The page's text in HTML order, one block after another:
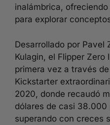
inalámbrica,
para explorar
Desarrollado por Pavel
Kulagin, el Flipper
primera vez a través
Kickstarter
2020, donde recaudó
dólares de casi 38.000
superando con creces